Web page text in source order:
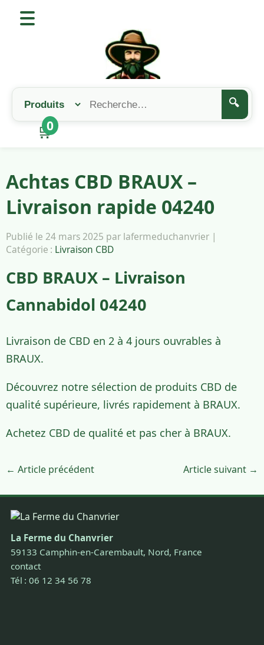
🔍
🛒
0
Achtas CBD BRAUX –
Livraison rapide 04240
Publié le 24 mars 2025 par lafermeduchanvrier |
Catégorie : Livraison CBD
CBD BRAUX – Livraison
Cannabidol 04240
Livraison de CBD en 2 à 4 jours ouvrables à
BRAUX.
Découvrez notre sélection de produits CBD de
qualité supérieure, livrés rapidement à BRAUX.
Achetez CBD de qualité et pas cher à BRAUX.
← Article précédent Article suivant →
La Ferme du Chanvrier
59133 Camphin-en-Carembault, Nord, France
contact
Tél : 06 12 34 56 78